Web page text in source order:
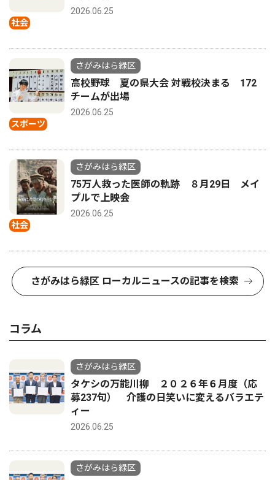
社会
2026.06.25
スポーツ
さがみはら緑区
高校野球 夏の県大会 対戦校決まる 172
チームが出場
2026.06.25
社会
さがみはら緑区
75万人救った医師の軌跡 ８月29日 メイ
プルで上映会
2026.06.25
さがみはら緑区 ローカルニュースの記事を検索
コラム
さがみはら緑区
タケシの万能川柳 ２０２６年６月度（応
募237句） 介護の日笑いに変えるバラエテ
ィー
2026.06.25
さがみはら緑区